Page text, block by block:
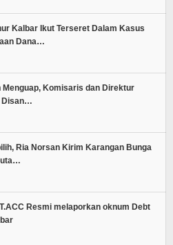
Kalbar Ikut Terseret Dalam Kasus
Dana…
Menguap, Komisaris dan Direktur
Disan…
Ria Norsan Kirim Karangan Bunga
Resmi melaporkan oknum Debt